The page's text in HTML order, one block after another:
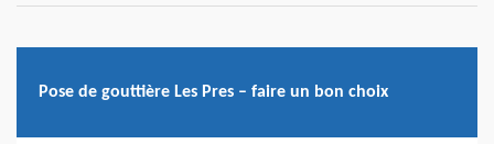
Pose de gouttière Les Pres – faire un bon choix